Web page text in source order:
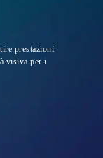
prestazioni
visiva per i